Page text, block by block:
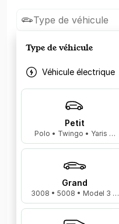
Type de véhicule
Type de véhicule
Véhicule électrique
Petit
Polo • Twingo • Yaris …
Grand
3008 • 5008 • Model 3 …